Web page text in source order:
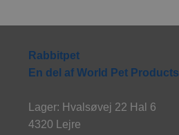
Rabbitpet
En del af World Pet Products
Lager: Hvalsøvej 22 Hal 6
4320 Lejre